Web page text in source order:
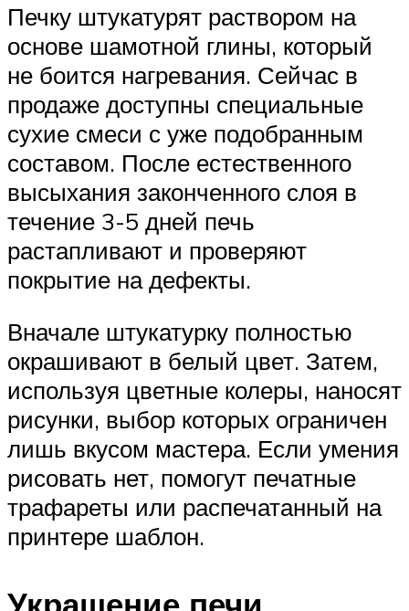
Печку штукатурят раствором на
основе шамотной глины, который
не боится нагревания. Сейчас в
продаже доступны специальные
сухие смеси с уже подобранным
составом. После естественного
высыхания законченного слоя в
течение 3-5 дней печь
растапливают и проверяют
покрытие на дефекты.
Вначале штукатурку полностью
окрашивают в белый цвет. Затем,
используя цветные колеры, наносят
рисунки, выбор которых ограничен
лишь вкусом мастера. Если умения
рисовать нет, помогут печатные
трафареты или распечатанный на
принтере шаблон.